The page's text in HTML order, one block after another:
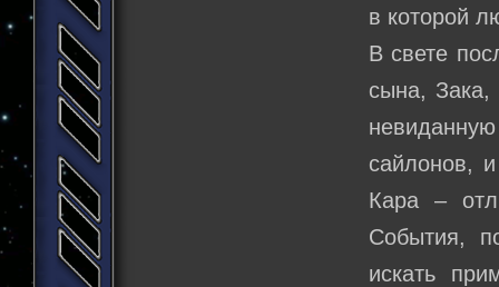
в которой
В свете
сына, Зака,
сайлонов,
Кара –
События,
искать